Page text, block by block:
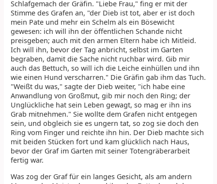
Schlafgemach der Gräfin. "Liebe Frau," fing er mit der
Stimme des Grafen an, "der Dieb ist tot, aber er ist doch
mein Pate und mehr ein Schelm als ein Bösewicht
gewesen: ich will ihn der öffentlichen Schande nicht
preisgeben; auch mit den armen Eltern habe ich Mitleid.
Ich will ihn, bevor der Tag anbricht, selbst im Garten
begraben, damit die Sache nicht ruchbar wird. Gib mir
auch das Bettuch, so will ich die Leiche einhüllen und ihn
wie einen Hund verscharren." Die Gräfin gab ihm das Tuch.
"Weißt du was," sagte der Dieb weiter, "ich habe eine
Anwandlung von Großmut, gib mir noch den Ring; der
Unglückliche hat sein Leben gewagt, so mag er ihn ins
Grab mitnehmen." Sie wollte dem Grafen nicht entgegen
sein, und obgleich sie es ungern tat, so zog sie doch den
Ring vom Finger und reichte ihn hin. Der Dieb machte sich
mit beiden Stücken fort und kam glücklich nach Haus,
bevor der Graf im Garten mit seiner Totengräberarbeit
fertig war.
Was zog der Graf für ein langes Gesicht, als am andern